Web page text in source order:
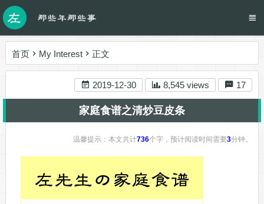
首页 My Interest 正文
2019-12-30 8,545 views 17
家庭食谱之清炒豆皮条
温馨提示：本文共计736个字，预计阅读时间需要3分钟。